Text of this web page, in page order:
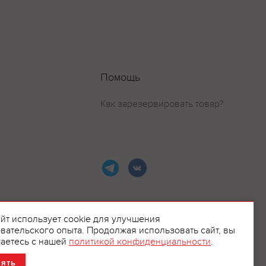
Помощь
Как зарезервировать товар?
использует cookie для улучшения
опыта. Продолжая использовать сайт, вы
с нашей политикой конфиденциальности.